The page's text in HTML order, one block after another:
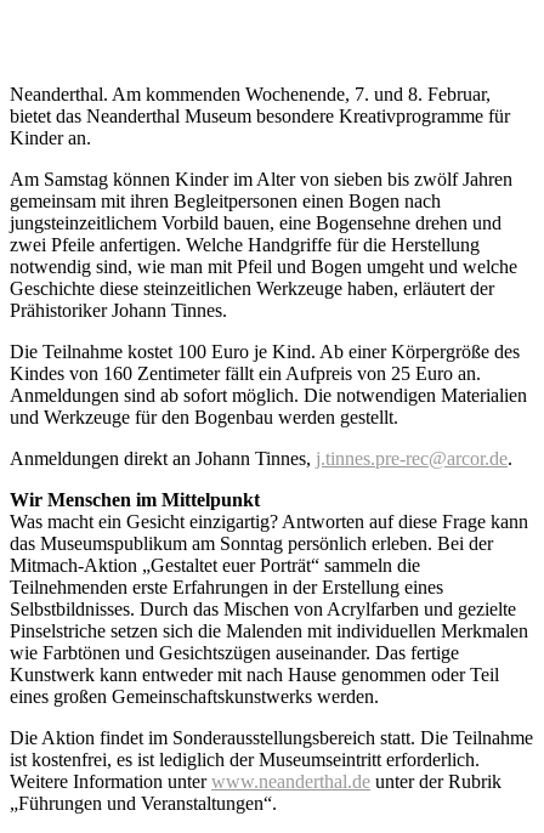
Neanderthal. Am kommenden Wochenende, 7. und 8. Februar,
bietet das Neanderthal Museum besondere Kreativprogramme für
Kinder an.
Am Samstag können Kinder im Alter von sieben bis zwölf Jahren
gemeinsam mit ihren Begleitpersonen einen Bogen nach
jungsteinzeitlichem Vorbild bauen, eine Bogensehne drehen und
zwei Pfeile anfertigen. Welche Handgriffe für die Herstellung
notwendig sind, wie man mit Pfeil und Bogen umgeht und welche
Geschichte diese steinzeitlichen Werkzeuge haben, erläutert der
Prähistoriker Johann Tinnes.
Die Teilnahme kostet 100 Euro je Kind. Ab einer Körpergröße des
Kindes von 160 Zentimeter fällt ein Aufpreis von 25 Euro an.
Anmeldungen sind ab sofort möglich. Die notwendigen Materialien
und Werkzeuge für den Bogenbau werden gestellt.
Anmeldungen direkt an Johann Tinnes, j.tinnes.pre-rec@arcor.de.
Wir Menschen im Mittelpunkt
Was macht ein Gesicht einzigartig? Antworten auf diese Frage kann
das Museumspublikum am Sonntag persönlich erleben. Bei der
Mitmach-Aktion „Gestaltet euer Porträt“ sammeln die
Teilnehmenden erste Erfahrungen in der Erstellung eines
Selbstbildnisses. Durch das Mischen von Acrylfarben und gezielte
Pinselstriche setzen sich die Malenden mit individuellen Merkmalen
wie Farbtönen und Gesichtszügen auseinander. Das fertige
Kunstwerk kann entweder mit nach Hause genommen oder Teil
eines großen Gemeinschaftskunstwerks werden.
Die Aktion findet im Sonderausstellungsbereich statt. Die Teilnahme
ist kostenfrei, es ist lediglich der Museumseintritt erforderlich.
Weitere Information unterwww.neanderthal.de unter der Rubrik
„Führungen und Veranstaltungen“.